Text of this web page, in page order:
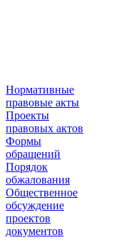
Нормативные
правовые акты
Проекты
правовых актов
Формы
обращений
Порядок
обжалования
Общественное
обсуждение
проектов
документов